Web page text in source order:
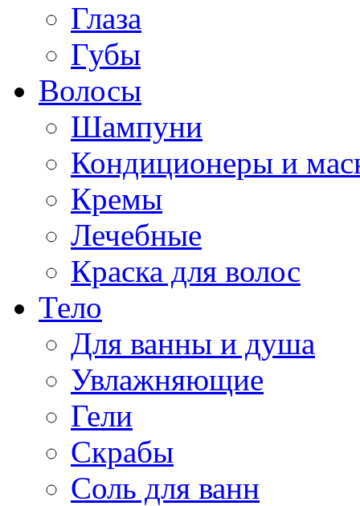
Глаза
Губы
Волосы
Шампуни
Кондиционеры и
Кремы
Лечебные
Краска для волос
Тело
Для ванны и душа
Увлажняющие
Гели
Скрабы
Соль для ванн